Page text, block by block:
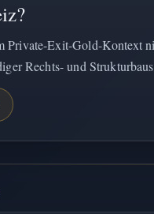
Private-Exit-Gold-Kontext
Rechts- und